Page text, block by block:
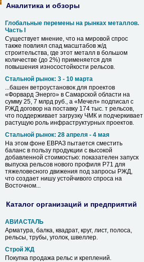
Аналитика и обзоры
Глобальные перемены на рынках металлов.
Часть I
Существует мнение, что на мировой спрос
также повлиял спад масштабов ж/д
строительства, где этот металл в большом
количестве (до 2%) применяется для
повышения износостойкости рельсов.
Стальной рынок: 3 - 10 марта
...башен ветроустановок для проектов
«Форвард Энерго» в Самарской области на
сумму 25, 7 млрд руб., а «Мечел» подписал с
РЖД договор на поставку 174 тыс. т рельсов,
что поддерживает загрузку ЧМК и подчеркивает
растущую роль инфраструктурных проектов.
Стальной рынок: 28 апреля - 4 мая
На этом фоне ЕВРАЗ пытается сместить
баланс в пользу продукции с высокой
добавленной стоимостью: показателен запуск
выпуска рельсов нового профиля Р71 для
тяжеловесного движения под запросы РЖД,
что создает нишу устойчивого спроса на
Восточном...
Каталог организаций и предприятий
АВИАСТАЛЬ
Арматура, балка, квадрат, круг, лист, полоса,
рельсы, трубы, уголок, швеллер.
Строй ЖД
Покупка продажа рельс и креплений.